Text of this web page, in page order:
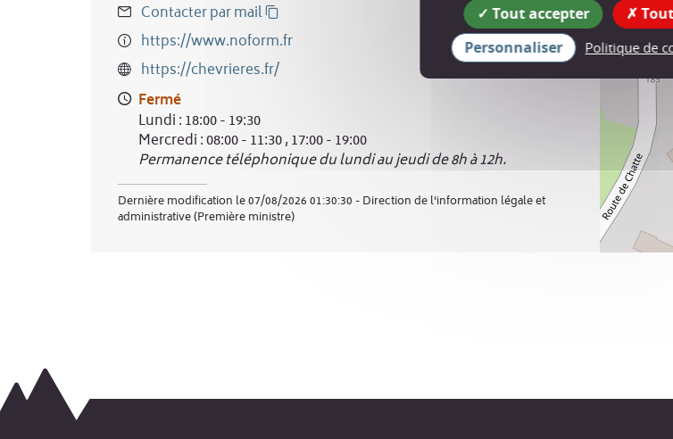
Contacter par mail
https://www.noform.fr
https://chevrieres.fr/
Fermé
Lundi : 18:00 - 19:30
Mercredi : 08:00 - 11:30 , 17:00 - 19:00
Permanence téléphonique du lundi au jeudi de 8h à 12h.
Dernière modification le 07/08/2026 01:30:30 - Direction de l'information légale et
administrative (Première ministre)
Tout accepter
Personnaliser
Politique de